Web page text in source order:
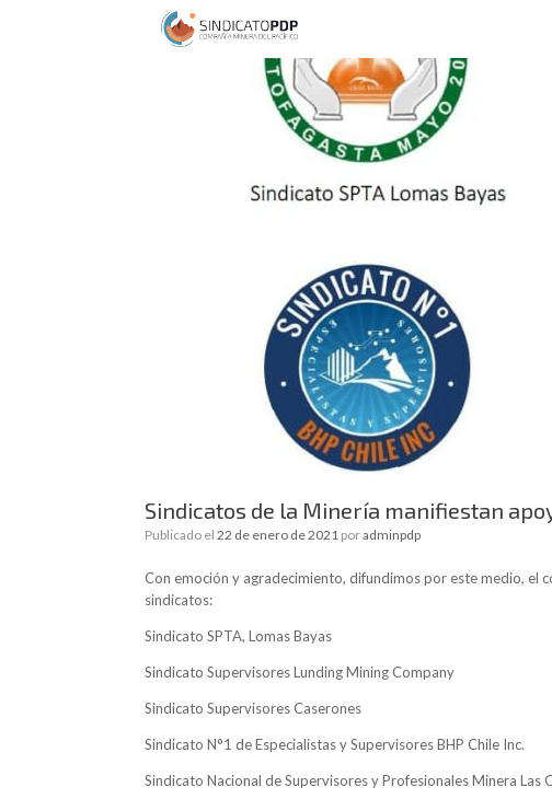
Sindicatos de la Minería manifiestan
Publicado el 22 de enero de 2021 poradminpdp
Con emoción y agradecimiento, difundimos por este medio, el
sindicatos:
Sindicato SPTA, Lomas Bayas
Sindicato Supervisores Lunding Mining Company
Sindicato Supervisores Caserones
Sindicato N°1 de Especialistas y Supervisores BHP Chile Inc.
Sindicato Nacional de Supervisores y Profesionales Minera Las